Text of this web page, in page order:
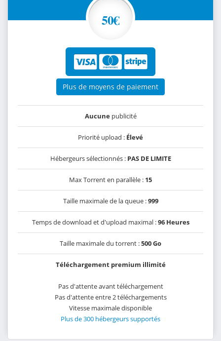
50€
Plus de moyens de paiement
Aucunepublicité
Priorité upload : Élevé
Hébergeurs sélectionnés : PAS DE LIMITE
Max Torrent en parallèle : 15
Taille maximale de la queue :999
Temps de download et d'upload maximal :96 Heures
Taille maximale du torrent :500 Go
Téléchargement premium illimité
Pas d'attente avant téléchargement
Pas d'attente entre 2 téléchargements
Vitesse maximale disponible
Plus de 300 hébergeurs supportés